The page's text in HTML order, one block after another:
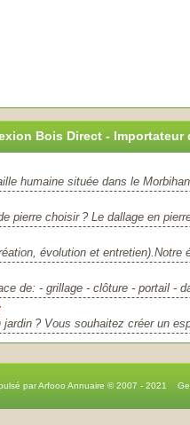
Bois Direct - Importateur
humaine située dans le
pierre choisir ? Le dallage en
évolution et entretien).Notre
de: - grillage - clôture - portail -
? Vous souhaitez créer un
par Arfooo Annuaire © 2007 - 2021